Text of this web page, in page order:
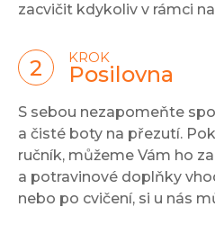
zacvičit kdykoliv v rámci
KROK
Posilovna
S sebou nezapomeňte
a čisté boty na přezutí.
ručník, můžeme Vám ho
a potravinové doplňky
nebo po cvičení, si u nás